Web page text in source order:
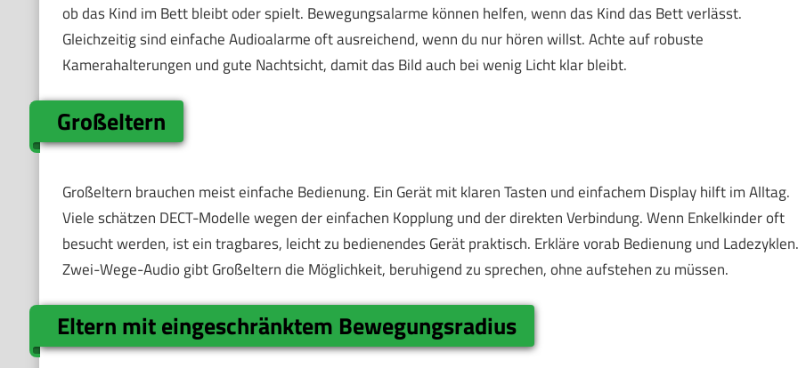
ob das Kind im Bett bleibt oder spielt. Bewegungsalarme können helfen, wenn das Kind das Bett verlässt.
Gleichzeitig sind einfache Audioalarme oft ausreichend, wenn du nur hören willst. Achte auf robuste
Kamerahalterungen und gute Nachtsicht, damit das Bild auch bei wenig Licht klar bleibt.
Großeltern
Großeltern brauchen meist einfache Bedienung. Ein Gerät mit klaren Tasten und einfachem Display hilft im Alltag.
Viele schätzen DECT-Modelle wegen der einfachen Kopplung und der direkten Verbindung. Wenn Enkelkinder oft
besucht werden, ist ein tragbares, leicht zu bedienendes Gerät praktisch. Erkläre vorab Bedienung und Ladezyklen.
Zwei-Wege-Audio gibt Großeltern die Möglichkeit, beruhigend zu sprechen, ohne aufstehen zu müssen.
Eltern mit eingeschränktem Bewegungsradius